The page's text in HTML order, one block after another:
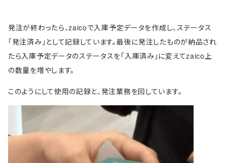
発注が終わったら、zaicoで入庫予定データを作成し、ステータス
「発注済み」として記録しています。最後に発注したものが納品され
たら入庫予定データのステータスを「入庫済み」に変えてzaico上
の数量を増やします。
このようにして使用の記録と、発注業務を回しています。